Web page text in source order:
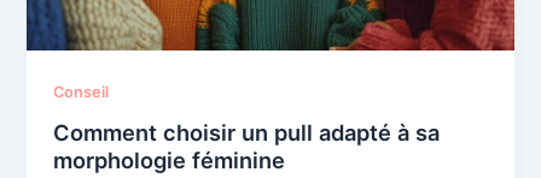
Conseil
Comment choisir un pull adapté à sa
morphologie féminine